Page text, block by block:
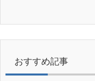
おすすめ記事